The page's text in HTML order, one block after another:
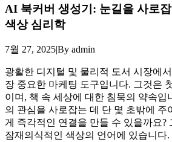
AI 북커버 생성기: 눈길을 사로
색상 심리학
7월 27, 2025|By admin
광활한 디지털 및 물리적 도서 시장에
장 중요한 마케팅 도구입니다. 그것은
이며, 책 속 세상에 대한 침묵의 약속입
의 관심을 사로잡는 데 단 몇 초밖에 주
게 즉각적인 연결을 만들 수 있을까요?
잠재의식적인 색상의 언어에 있습니다.